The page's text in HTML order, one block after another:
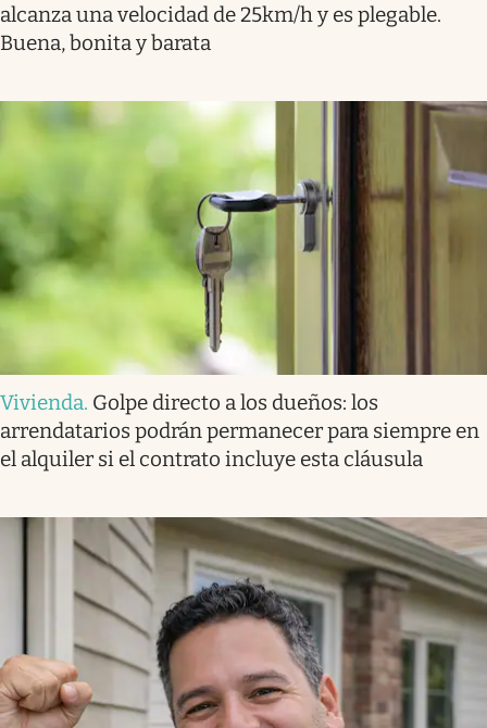
alcanza una velocidad de 25km/h y es plegable.
Buena, bonita y barata
Vivienda. Golpe directo a los dueños: los
arrendatarios podrán permanecer para siempre en
el alquiler si el contrato incluye esta cláusula